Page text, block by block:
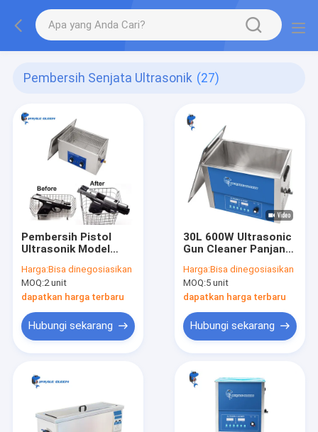
Pembersih Senjata Ultrasonik (27)
Pembersih Pistol
Ultrasonik Model
Harga:Bisa dinegosiasikan
MOQ:2 unit
dapatkan harga terbaru
Hubungi sekarang
30L 600W Ultrasonic
Gun Cleaner Panjang
Cadang Senapan
Harga:Bisa dinegosiasikan
MOQ:5 unit
dapatkan harga terbaru
Hubungi sekarang